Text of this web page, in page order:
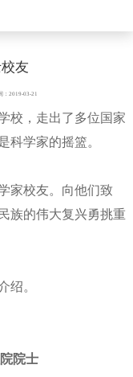
友
：2019-03-21
校，走出了多位国家
科学家的摇篮。
家校友。向他们致
族的伟大复兴勇挑重
绍。
院士